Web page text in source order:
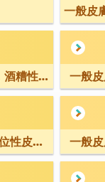
一般皮
糟性皮
一般
性皮膚
一般